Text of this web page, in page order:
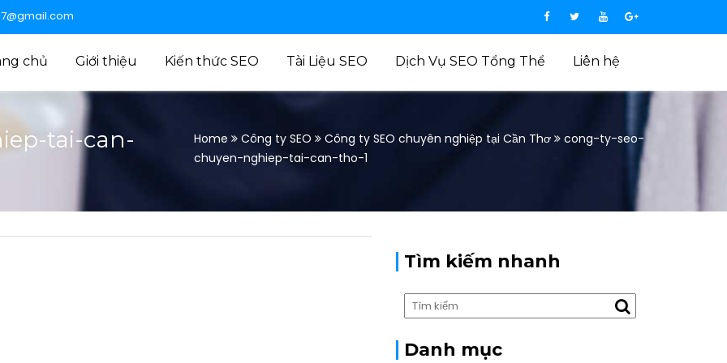
chủ Giới thiệu Kiến thức SEO Tài Liệu SEO Dịch Vụ SEO Tổng Thể Liên hệ
tai-can-
Home Công ty SEO Công ty SEO chuyên nghiệp tại Cần Thơ
cong-ty-seo-
chuyen-nghiep-tai-can-tho-1
Tìm kiếm nhanh
Danh mục